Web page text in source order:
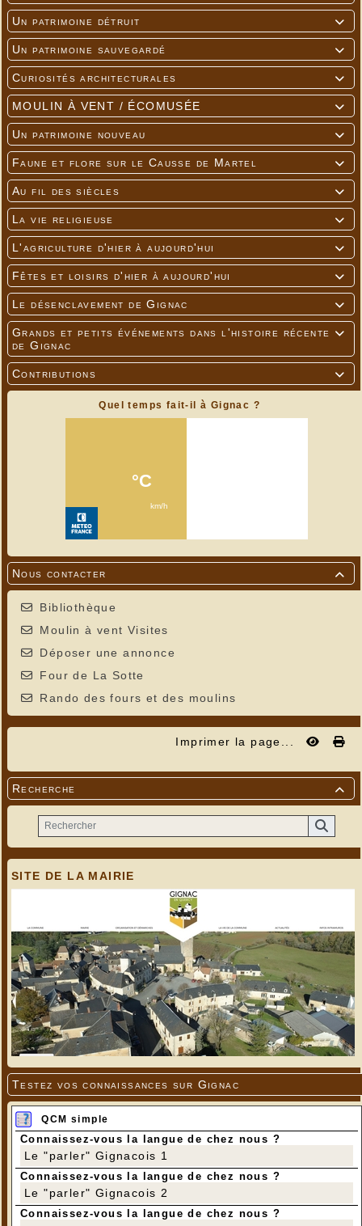

Un patrimoine détruit

Un patrimoine sauvegardé

Curiosités architecturales

MOULIN À VENT / ÉCOMUSÉE

Un patrimoine nouveau

Faune et flore sur le Causse de Martel

Au fil des siècles

La vie religieuse

L'agriculture d'hier à aujourd'hui

Fêtes et loisirs d'hier à aujourd'hui

Le désenclavement de Gignac

Grands et petits événements dans l'histoire récente
de Gignac

Contributions
Quel temps fait-il à Gignac ?

Nous contacter
Bibliothèque
Moulin à vent Visites
Déposer une annonce
Four de La Sotte
Rando des fours et des moulins
Imprimer la page...

Recherche
SITE DE LA MAIRIE
Testez vos connaissances sur Gignac
QCM simple
Connaissez-vous la langue de chez nous ?
Le "parler" Gignacois 1
Connaissez-vous la langue de chez nous ?
Le "parler" Gignacois 2
Connaissez-vous la langue de chez nous ?